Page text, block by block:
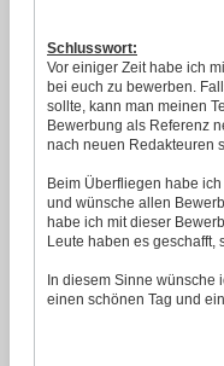
Schlusswort:
Vor einiger Zeit habe ich
bei euch zu bewerben.
sollte, kann man meinen
Bewerbung als Referenz
nach neuen Redakteuren
Beim Überfliegen habe
und wünsche allen
habe ich mit dieser
Leute haben es geschafft,
In diesem Sinne wünsche
einen schönen Tag und